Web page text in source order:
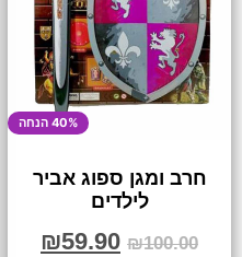
40% הנחה
חרב ומגן ספוג אביר
לילדים
₪100.00
₪59.90